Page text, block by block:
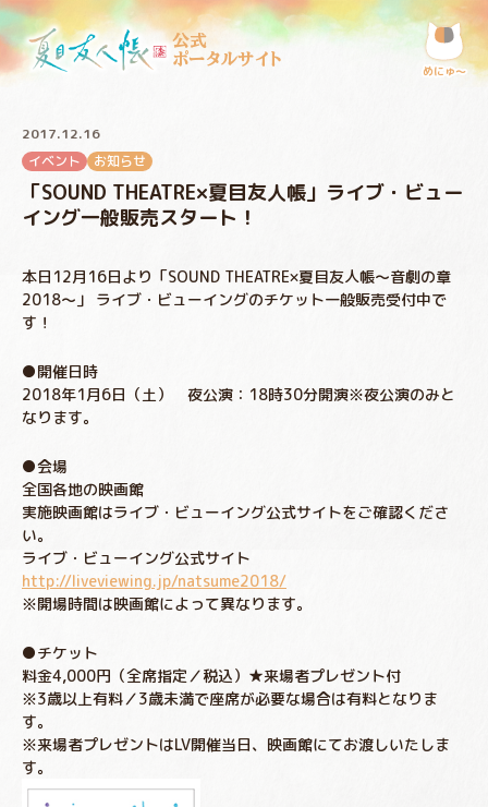
公式
ポータルサイト
めにゅ〜
2017.12.16
イベント
お知らせ
「SOUND THEATRE×夏目友人帳」ライブ・ビュー
イング一般販売スタート！
本日12月16日より「SOUND THEATRE×夏目友人帳～音劇の章
2018～」 ライブ・ビューイングのチケット一般販売受付中で
す！
●開催日時
2018年1月6日（土） 夜公演：18時30分開演※夜公演のみと
なります。
●会場
全国各地の映画館
実施映画館はライブ・ビューイング公式サイトをご確認くださ
い。
ライブ・ビューイング公式サイト
http://liveviewing.jp/natsume2018/
※開場時間は映画館によって異なります。
●チケット
料金4,000円（全席指定／税込）★来場者プレゼント付
※3歳以上有料／3歳未満で座席が必要な場合は有料となりま
す。
※来場者プレゼントはLV開催当日、映画館にてお渡しいたしま
す。